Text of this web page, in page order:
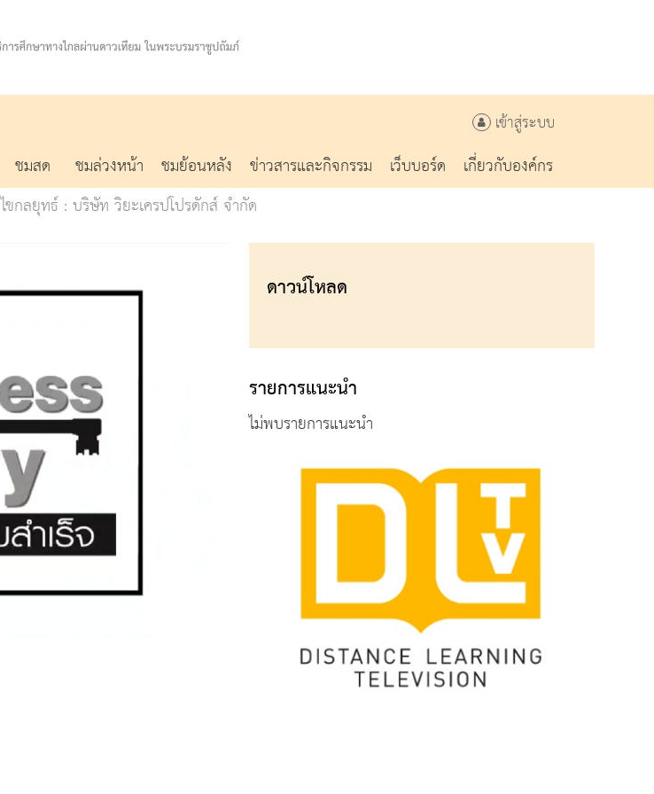
เข้าสู่ระบบ
ชมสด ชมล่วงหน้า ชมย้อนหลัง ข่าวสารและกิจกรรม เว็บบอร์ด
เกี่ยวกับองค์กร
ไขกลยุทธ์ : บริษัท วิยะเครปโปรดักส์ จำกัด
ดาวน์โหลด
รายการแนะนำ
ไม่พบรายการแนะนำ